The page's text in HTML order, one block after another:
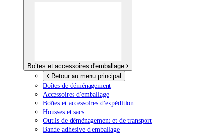
Boîtes et accessoires d'emballage
Retour au menu principal
Boîtes de déménagement
Accessoires d'emballage
Boîtes et accessoires d'expédition
Housses et sacs
Outils de déménagement et de transport
Bande adhésive d'emballage